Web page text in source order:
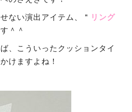
ない演出アイテム、＂ リング
＾＾
、こういったクッションタイ
けますよね！